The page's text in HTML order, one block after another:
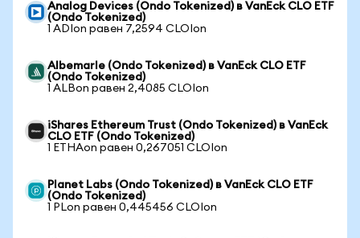
Analog Devices (Ondo Tokenized) в VanEck CLO ETF
(Ondo Tokenized)
1 ADIon равен 7,2594 CLOIon
Albemarle (Ondo Tokenized) в VanEck CLO ETF
(Ondo Tokenized)
1 ALBon равен 2,4085 CLOIon
iShares Ethereum Trust (Ondo Tokenized) в VanEck
CLO ETF (Ondo Tokenized)
1 ETHAon равен 0,267051 CLOIon
Planet Labs (Ondo Tokenized) в VanEck CLO ETF
(Ondo Tokenized)
1 PLon равен 0,445456 CLOIon